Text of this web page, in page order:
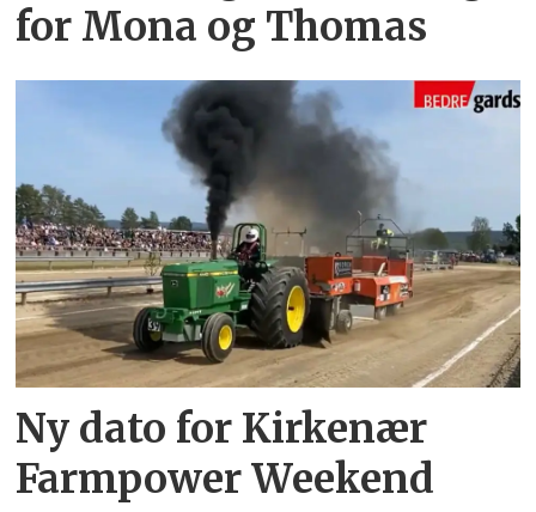
for Mona og Thomas
Ny dato for Kirkenær
Farmpower Weekend